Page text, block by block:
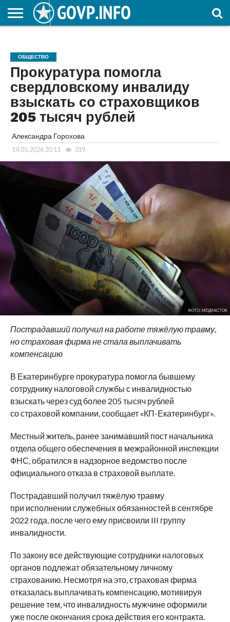
ОБРАЗОВАНИЕ
ОБЩЕСТВО
Прокуратура помогла
свердловскому инвалиду
взыскать со страховщиков
205 тысяч рублей
Александра Горохова
14.05.2026 20:11 319
ФОТО: МЕДИАСТОК
Пострадавший получил на работе тяжёлую травму,
но страховая фирма не стала выплачивать
компенсацию
В Екатеринбурге прокуратура помогла бывшему
сотруднику налоговой службы с инвалидностью
взыскать через суд более 205 тысяч рублей
со страховой компании, сообщает «КП-Екатеринбург».
Местный житель, ранее занимавший пост начальника
отдела общего обеспечения в межрайонной инспекции
ФНС, обратился в надзорное ведомство после
официального отказа в страховой выплате.
Пострадавший получил тяжёлую травму
при исполнении служебных обязанностей в сентябре
2022 года, после чего ему присвоили III группу
инвалидности.
По закону все действующие сотрудники налоговых
органов подлежат обязательному личному
страхованию. Несмотря на это, страховая фирма
отказалась выплачивать компенсацию, мотивируя
решение тем, что инвалидность мужчине оформили
уже после окончания срока действия его контракта.